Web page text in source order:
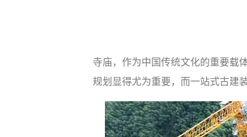
寺庙，作为中国传统文化的重要载
规划显得尤为重要，而一站式古建